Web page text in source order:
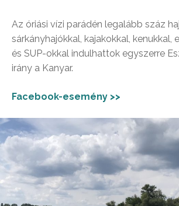
Az óriási vízi parádén legalább száz
sárkányhajókkal, kajakokkal, kenukkal,
és SUP-okkal indulhattok egyszerre
irány a Kanyar.
Facebook-esemény >>